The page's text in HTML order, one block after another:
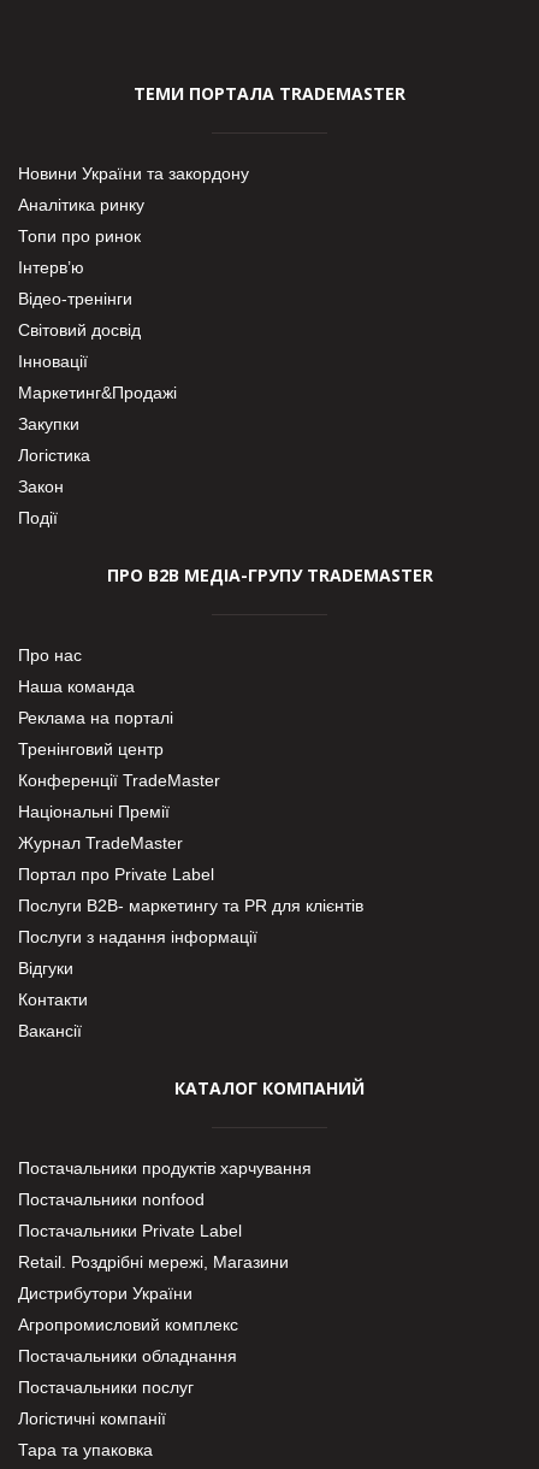
ТЕМИ ПОРТАЛА TRADEMASTER
Новини України та закордону
Аналітика ринку
Топи про ринок
Інтерв’ю
Відео-тренінги
Світовий досвід
Інновації
Маркетинг&Продажі
Закупки
Логістика
Закон
Події
ПРО В2В МЕДІА-ГРУПУ TRADEMASTER
Про нас
Наша команда
Реклама на порталі
Тренінговий центр
Конференції TradeMaster
Національні Премії
Журнал TradeMaster
Портал про Private Label
Послуги В2В- маркетингу та PR для клієнтів
Послуги з надання інформації
Відгуки
Контакти
Вакансії
КАТАЛОГ КОМПАНИЙ
Постачальники продуктів харчування
Постачальники nonfood
Постачальники Private Label
Retail. Роздрібні мережі, Магазини
Дистрибутори України
Агропромисловий комплекс
Постачальники обладнання
Постачальники послуг
Логістичні компанії
Тара та упаковка